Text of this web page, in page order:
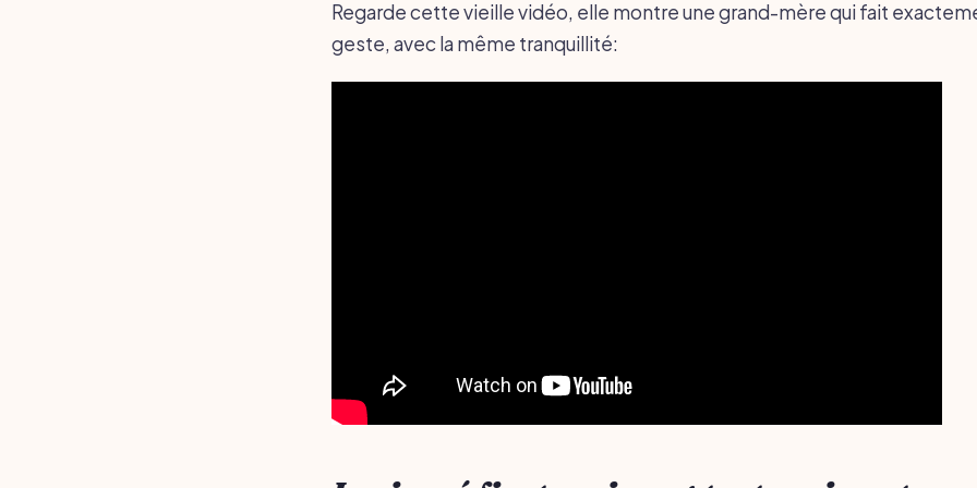
Regarde cette vieille vidéo, elle montre une grand-mère qui fait
geste, avec la même tranquillité: